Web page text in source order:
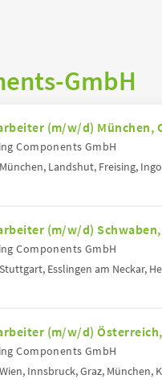
GmbH
(m/w/d) München,
Components GmbH
München, Landshut, Freising,
(m/w/d) Schwaben,
Components GmbH
Stuttgart, Esslingen am Neckar,
(m/w/d)
Components GmbH
Wien, Innsbruck, Graz, München,